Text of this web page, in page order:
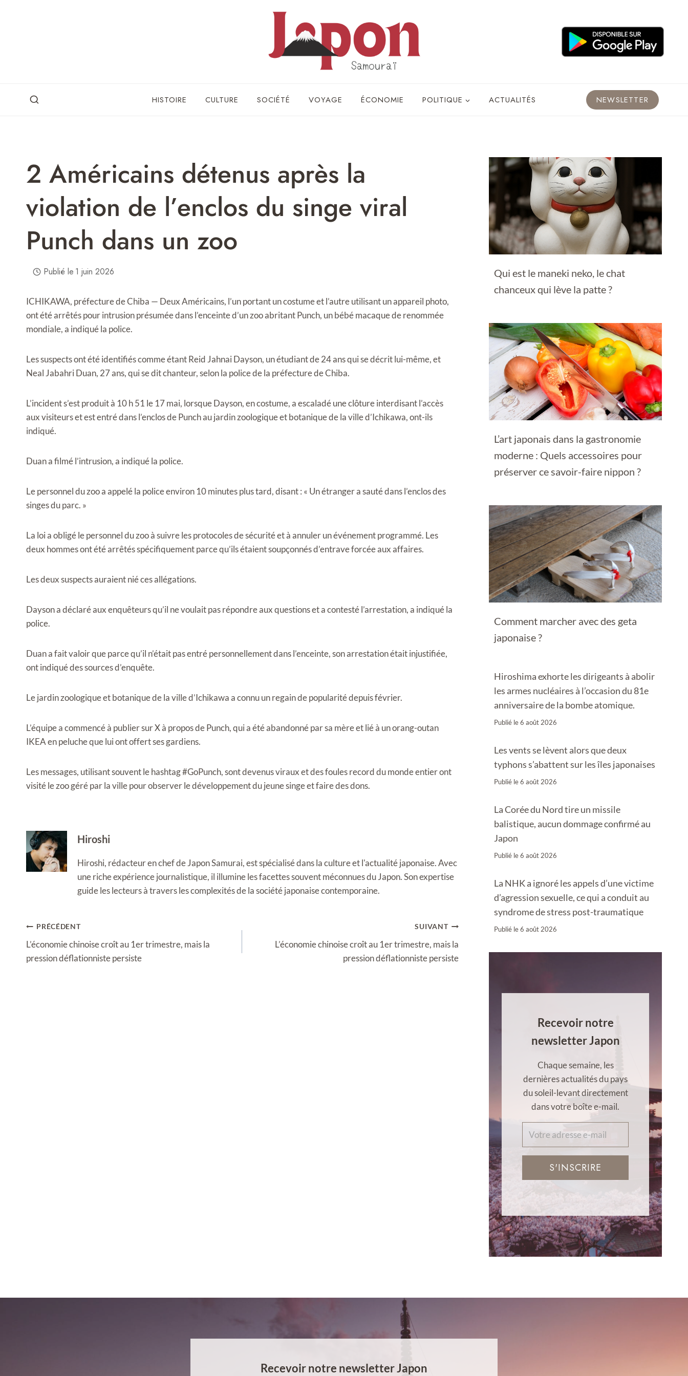
HISTOIRE CULTURE SOCIÉTÉ VOYAGE ÉCONOMIE POLITIQUE ACTUALITÉS NEWSLETTER
2 Américains détenus après la
violation de l’enclos du singe viral
Punch dans un zoo
Publié le 1 juin 2026
ICHIKAWA, préfecture de Chiba — Deux Américains, l’un portant un costume et l’autre utilisant un appareil photo,
ont été arrêtés pour intrusion présumée dans l’enceinte d’un zoo abritant Punch, un bébé macaque de renommée
mondiale, a indiqué la police.
Les suspects ont été identifiés comme étant Reid Jahnai Dayson, un étudiant de 24 ans qui se décrit lui-même, et
Neal Jabahri Duan, 27 ans, qui se dit chanteur, selon la police de la préfecture de Chiba.
L’incident s’est produit à 10 h 51 le 17 mai, lorsque Dayson, en costume, a escaladé une clôture interdisant l’accès
aux visiteurs et est entré dans l’enclos de Punch au jardin zoologique et botanique de la ville d’Ichikawa, ont-ils
indiqué.
Duan a filmé l’intrusion, a indiqué la police.
Le personnel du zoo a appelé la police environ 10 minutes plus tard, disant : « Un étranger a sauté dans l’enclos des
singes du parc. »
La loi a obligé le personnel du zoo à suivre les protocoles de sécurité et à annuler un événement programmé. Les
deux hommes ont été arrêtés spécifiquement parce qu’ils étaient soupçonnés d’entrave forcée aux affaires.
Les deux suspects auraient nié ces allégations.
Dayson a déclaré aux enquêteurs qu’il ne voulait pas répondre aux questions et a contesté l’arrestation, a indiqué la
police.
Duan a fait valoir que parce qu’il n’était pas entré personnellement dans l’enceinte, son arrestation était injustifiée,
ont indiqué des sources d’enquête.
Le jardin zoologique et botanique de la ville d’Ichikawa a connu un regain de popularité depuis février.
L’équipe a commencé à publier sur X à propos de Punch, qui a été abandonné par sa mère et lié à un orang-outan
IKEA en peluche que lui ont offert ses gardiens.
Les messages, utilisant souvent le hashtag #GoPunch, sont devenus viraux et des foules record du monde entier ont
visité le zoo géré par la ville pour observer le développement du jeune singe et faire des dons.
Hiroshi
Hiroshi, rédacteur en chef de Japon Samurai, est spécialisé dans la culture et l'actualité japonaise. Avec
une riche expérience journalistique, il illumine les facettes souvent méconnues du Japon. Son expertise
guide les lecteurs à travers les complexités de la société japonaise contemporaine.
Navigation
de
l’article
PRÉCÉDENT
L’économie chinoise croît au 1er trimestre, mais la
pression déflationniste persiste
SUIVANT
L’économie chinoise croît au 1er trimestre, mais la
pression déflationniste persiste
Qui est le maneki neko, le chat
chanceux qui lève la patte ?
L’art japonais dans la gastronomie
moderne : Quels accessoires pour
préserver ce savoir-faire nippon ?
Comment marcher avec des geta
japonaise ?
Hiroshima exhorte les dirigeants à abolir
les armes nucléaires à l’occasion du 81e
anniversaire de la bombe atomique.
Publié le6 août 2026
Les vents se lèvent alors que deux
typhons s’abattent sur les îles japonaises
Publié le6 août 2026
La Corée du Nord tire un missile
balistique, aucun dommage confirmé au
Japon
Publié le6 août 2026
La NHK a ignoré les appels d’une victime
d’agression sexuelle, ce qui a conduit au
syndrome de stress post-traumatique
Publié le6 août 2026
Recevoir notre
newsletter Japon
Chaque semaine, les
dernières actualités du pays
du soleil-levant directement
dans votre boîte e-mail.
S'INSCRIRE
Recevoir notre newsletter Japon